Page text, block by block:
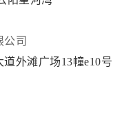
公司
外滩广场13幢e10号